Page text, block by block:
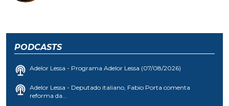
PODCASTS
Adelor Lessa - Programa Adelor Lessa (07/08/2026)
Adelor Lessa - Deputado italiano, Fabio Porta comenta
reforma da...